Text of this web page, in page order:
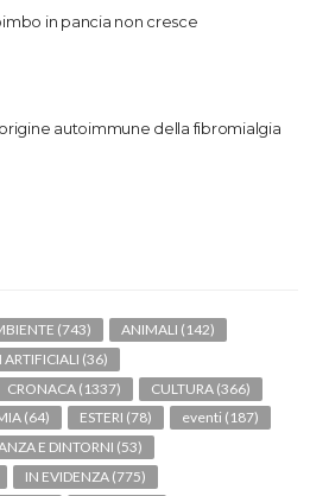
in pancia non cresce
autoimmune della fibromialgia
(743) ANIMALI (142)
ARTIFICIALI (36)
CRONACA (1337) CULTURA (366)
(64) ESTERI (78) eventi (187)
E DINTORNI (53)
IN EVIDENZA (775)